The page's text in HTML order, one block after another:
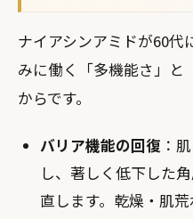
ナイアシンアミドが60代
みに働く「多機能さ」と
からです。
バリア機能の回復 ：
し、著しく低下した
直します。乾燥・肌荒